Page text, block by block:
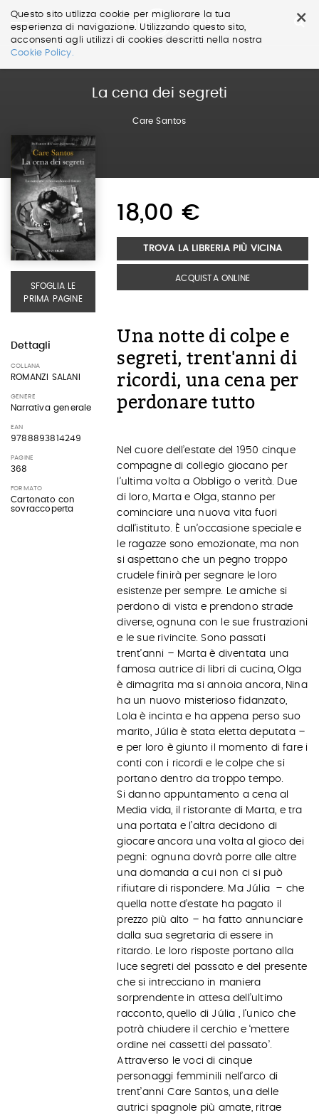
×
Questo sito utilizza cookie per migliorare la tua
esperienza di navigazione. Utilizzando questo sito,
acconsenti agli utilizzi di cookies descritti nella nostra
Cookie Policy.
Salta
La cena dei segreti
Care Santos
SFOGLIA LE
PRIMA PAGINE
Dettagli
COLLANA
ROMANZI SALANI
GENERE
Narrativa generale
EAN
9788893814249
PAGINE
368
FORMATO
Cartonato con
sovraccoperta
18,00 €
TROVA LA LIBRERIA PIÙ VICINA
ACQUISTA ONLINE
Una notte di colpe e
segreti, trent'anni di
ricordi, una cena per
perdonare tutto
Nel cuore dell’estate del 1950 cinque
compagne di collegio giocano per
l’ultima volta a Obbligo o verità. Due
di loro, Marta e Olga, stanno per
cominciare una nuova vita fuori
dall’istituto. È un’occasione speciale e
le ragazze sono emozionate, ma non
si aspettano che un pegno troppo
crudele finirà per segnare le loro
esistenze per sempre. Le amiche si
perdono di vista e prendono strade
diverse, ognuna con le sue frustrazioni
e le sue rivincite. Sono passati
trent’anni – Marta è diventata una
famosa autrice di libri di cucina, Olga
è dimagrita ma si annoia ancora, Nina
ha un nuovo misterioso fidanzato,
Lola è incinta e ha appena perso suo
marito, Júlia è stata eletta deputata –
e per loro è giunto il momento di fare i
conti con i ricordi e le colpe che si
portano dentro da troppo tempo.
Si danno appuntamento a cena al
Media vida, il ristorante di Marta, e tra
una portata e l’altra decidono di
giocare ancora una volta al gioco dei
pegni: ognuna dovrà porre alle altre
una domanda a cui non ci si può
rifiutare di rispondere. Ma Júlia – che
quella notte d’estate ha pagato il
prezzo più alto – ha fatto annunciare
dalla sua segretaria di essere in
ritardo. Le loro risposte portano alla
luce segreti del passato e del presente
che si intrecciano in maniera
sorprendente in attesa dell’ultimo
racconto, quello di Júlia , l’unico che
potrà chiudere il cerchio e ‘mettere
ordine nei cassetti del passato’.
Attraverso le voci di cinque
personaggi femminili nell’arco di
trent’anni Care Santos, una delle
autrici spagnole più amate, ritrae